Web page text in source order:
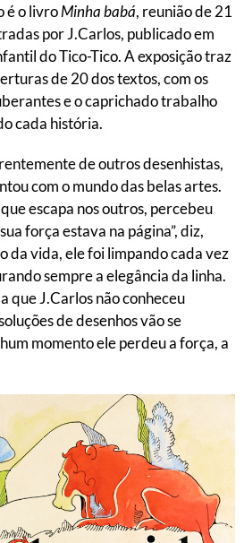
é o livroMinha babá, reunião de 21
por J.Carlos, publicado em
do Tico-Tico. A exposição traz
de 20 dos textos, com os
e o caprichado trabalho
cada história.
de outros desenhistas,
com o mundo das belas artes.
escapa nos outros, percebeu
força estava na página”, diz,
da vida, ele foi limpando cada vez
sempre a elegância da linha.
que J.Carlos não conheceu
de desenhos vão se
momento ele perdeu a força, a